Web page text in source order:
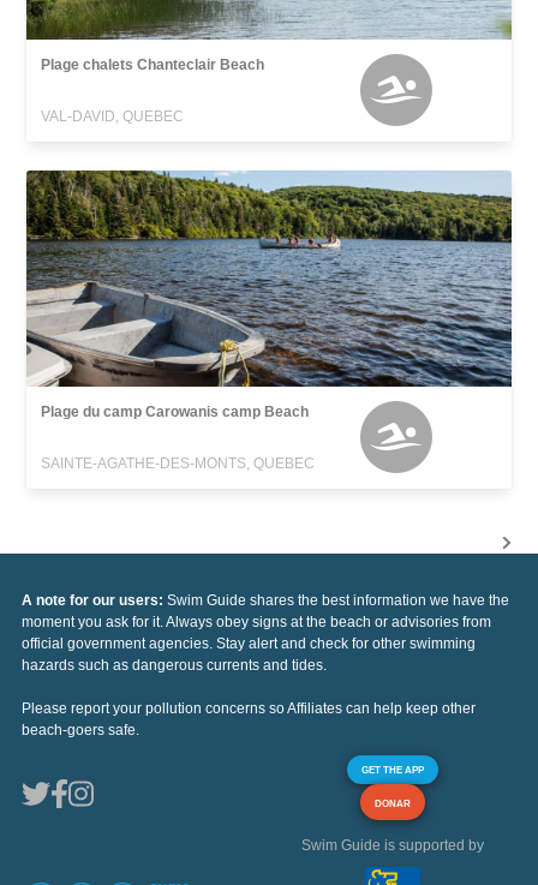
Plage chalets Chanteclair Beach
VAL-DAVID, QUEBEC
Plage du camp Carowanis camp Beach
SAINTE-AGATHE-DES-MONTS, QUEBEC
A note for our users: Swim Guide shares the best information we have the
moment you ask for it. Always obey signs at the beach or advisories from
official government agencies. Stay alert and check for other swimming
hazards such as dangerous currents and tides.
Please report your pollution concerns so Affiliates can help keep other
beach-goers safe.
GET THE APP
DONAR
Swim Guide is supported by